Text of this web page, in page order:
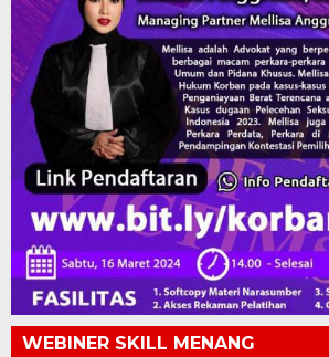
WEBINER SKILL MENANG